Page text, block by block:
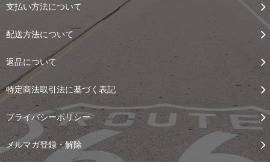
支払い方法について
配送方法について
返品について
特定商法取引法に基づく表記
プライバシーポリシー
メルマガ登録・解除